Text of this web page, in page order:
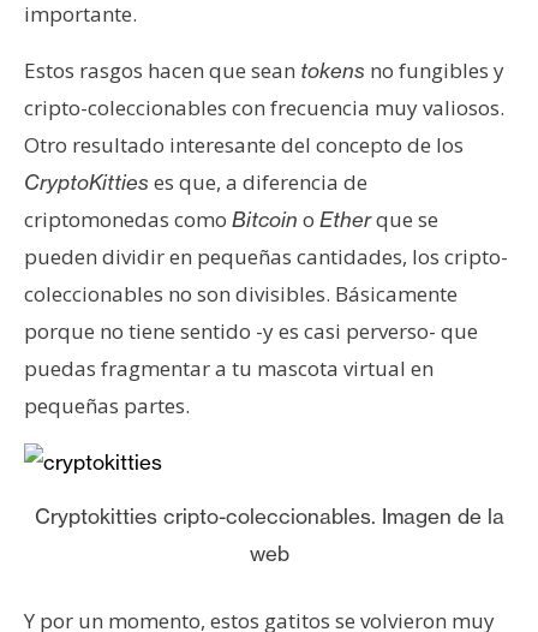
importante.
Estos rasgos hacen que sean tokens no fungibles y
cripto-coleccionables con frecuencia muy valiosos.
Otro resultado interesante del concepto de los
CryptoKitties es que, a diferencia de
criptomonedas como Bitcoin o Etherque se
pueden dividir en pequeñas cantidades, los cripto-
coleccionables no son divisibles. Básicamente
porque no tiene sentido -y es casi perverso- que
puedas fragmentar a tu mascota virtual en
pequeñas partes.
Cryptokitties cripto-coleccionables. Imagen de la
web
Y por un momento, estos gatitos se volvieron muy